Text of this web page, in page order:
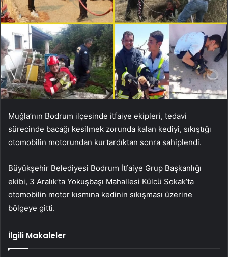
Muğla’nın Bodrum ilçesinde itfaiye ekipleri, tedavi
sürecinde bacağı kesilmek zorunda kalan kediyi, sıkıştığı
otomobilin motorundan kurtardıktan sonra sahiplendi.
Büyükşehir Belediyesi Bodrum İtfaiye Grup Başkanlığı
ekibi, 3 Aralık’ta Yokuşbaşı Mahallesi Külcü Sokak’ta
otomobilin motor kısmına kedinin sıkışması üzerine
bölgeye gitti.
İlgili Makaleler